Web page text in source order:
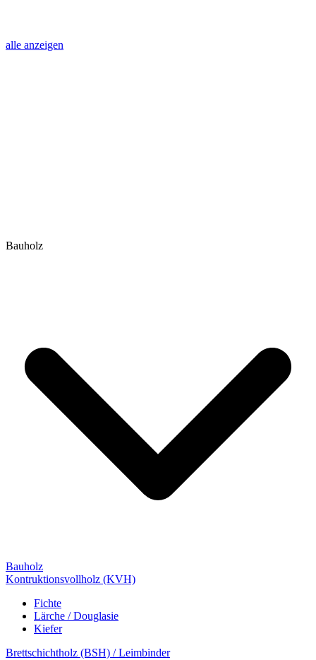
alle anzeigen
Bauholz
Bauholz
Kontruktionsvollholz (KVH)
Fichte
Lärche / Douglasie
Kiefer
Brettschichtholz (BSH) / Leimbinder